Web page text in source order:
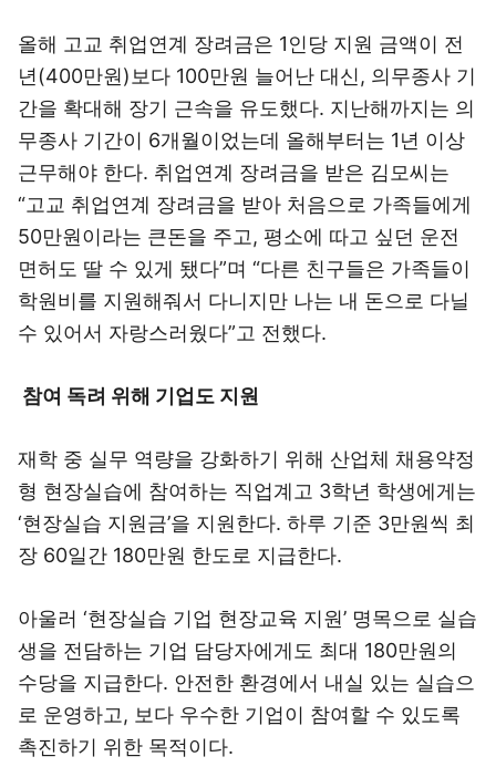
올해 고교 취업연계 장려금은 1인당 지원 금액이 전
년(400만원)보다 100만원 늘어난 대신, 의무종사 기
간을 확대해 장기 근속을 유도했다. 지난해까지는 의
무종사 기간이 6개월이었는데 올해부터는 1년 이상
근무해야 한다. 취업연계 장려금을 받은 김모씨는
“고교 취업연계 장려금을 받아 처음으로 가족들에게
50만원이라는 큰돈을 주고, 평소에 따고 싶던 운전
면허도 딸 수 있게 됐다”며 “다른 친구들은 가족들이
학원비를 지원해줘서 다니지만 나는 내 돈으로 다닐
수 있어서 자랑스러웠다”고 전했다.
참여 독려 위해 기업도 지원
재학 중 실무 역량을 강화하기 위해 산업체 채용약정
형 현장실습에 참여하는 직업계고 3학년 학생에게는
‘현장실습 지원금’을 지원한다. 하루 기준 3만원씩 최
장 60일간 180만원 한도로 지급한다.
아울러 ‘현장실습 기업 현장교육 지원’ 명목으로 실습
생을 전담하는 기업 담당자에게도 최대 180만원의
수당을 지급한다. 안전한 환경에서 내실 있는 실습으
로 운영하고, 보다 우수한 기업이 참여할 수 있도록
촉진하기 위한 목적이다.